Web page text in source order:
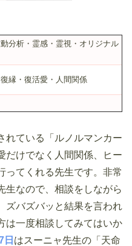
分析・霊感・霊視・オリジナル
縁・復活愛・人間関係
れている「ルノルマンカー
だけでなく人間関係、ヒー
ってくれる先生です。非常
生なので、相談をしながら
ズバズバッと結果を言われ
は一度相談してみてはいか
日 はスーニャ先生の「天命